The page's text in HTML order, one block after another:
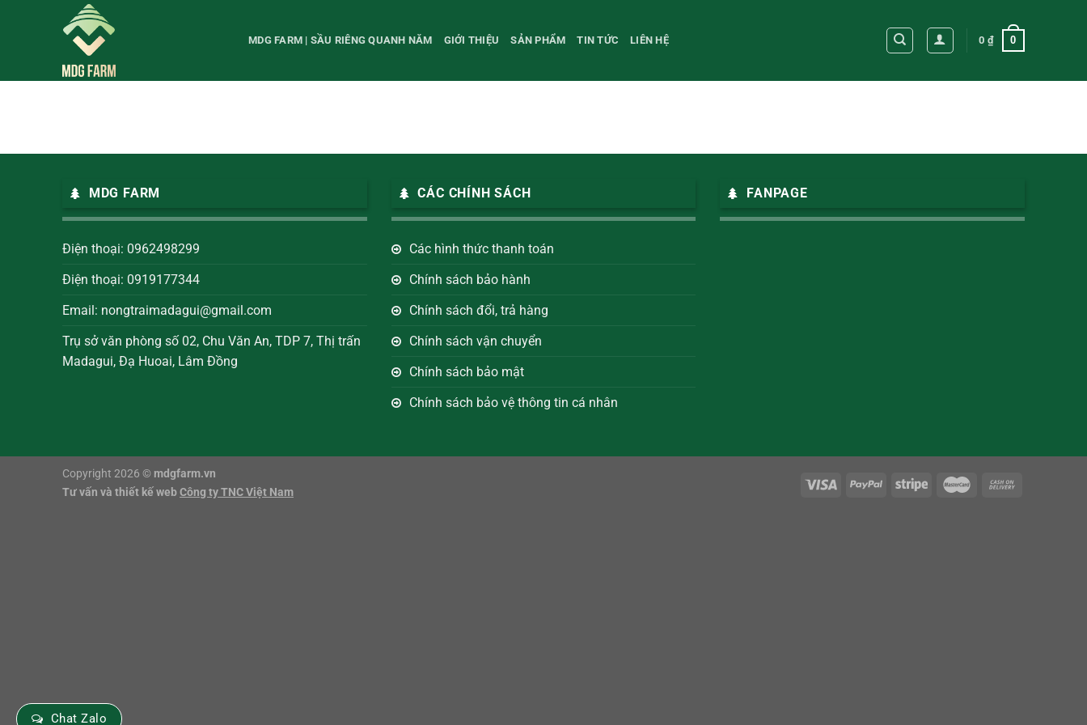
MDG FARM | SẦU RIÊNG QUANH NĂM GIỚI THIỆU SẢN PHẨM TIN TỨC LIÊN HỆ 0 ₫ 0
MDG FARM
Điện thoại: 0962498299
Điện thoại: 0919177344
Email: nongtraimadagui@gmail.com
Trụ sở văn phòng số 02, Chu Văn An, TDP 7, Thị trấn
Madagui, Đạ Huoai, Lâm Đồng
CÁC CHÍNH SÁCH
Các hình thức thanh toán
Chính sách bảo hành
Chính sách đổi, trả hàng
Chính sách vận chuyển
Chính sách bảo mật
Chính sách bảo vệ thông tin cá nhân
FANPAGE
Chat Zalo
Copyright 2026 © mdgfarm.vn
Tư vấn và thiết kế webCông ty TNC Việt Nam